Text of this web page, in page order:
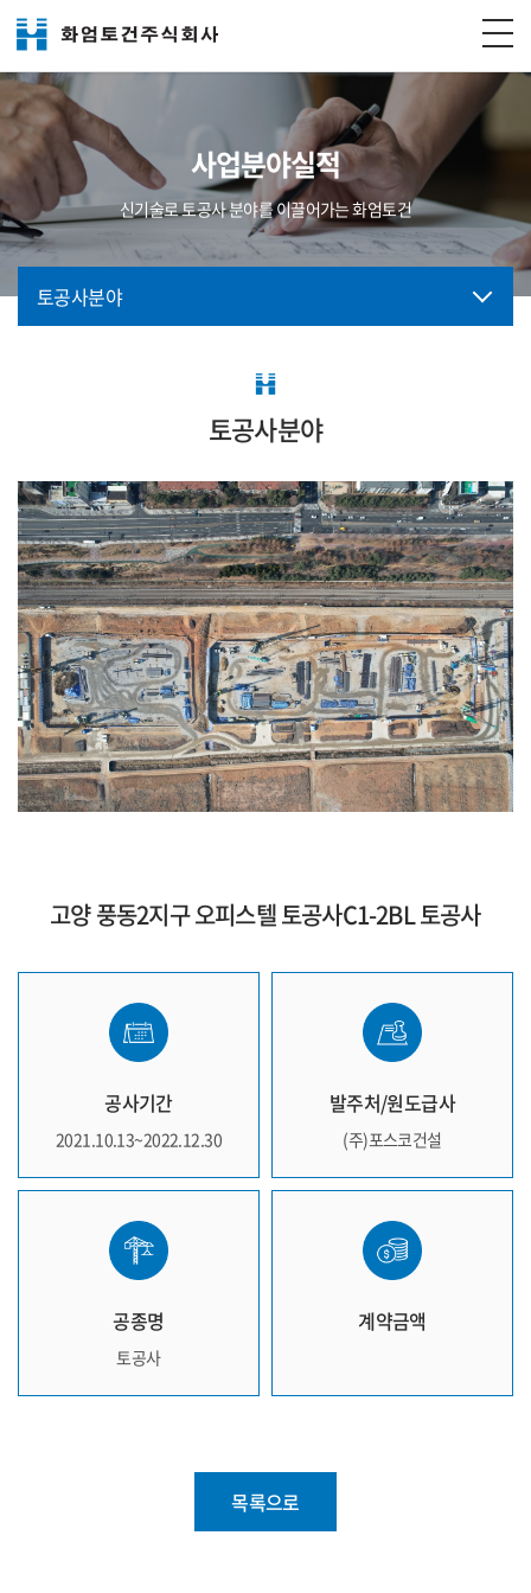
사업분야실적
신기술로 토공사 분야를 이끌어가는 화엄토건
토공사분야
토공사분야
고양 풍동2지구 오피스텔 토공사C1-2BL 토공사
공사기간
2021.10.13~2022.12.30
발주처/원도급사
(주)포스코건설
공종명
토공사
계약금액
목록으로